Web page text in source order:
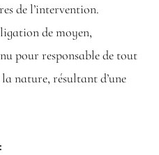
de l’intervention.
de moyen,
pour responsable de tout
nature, résultant d’une